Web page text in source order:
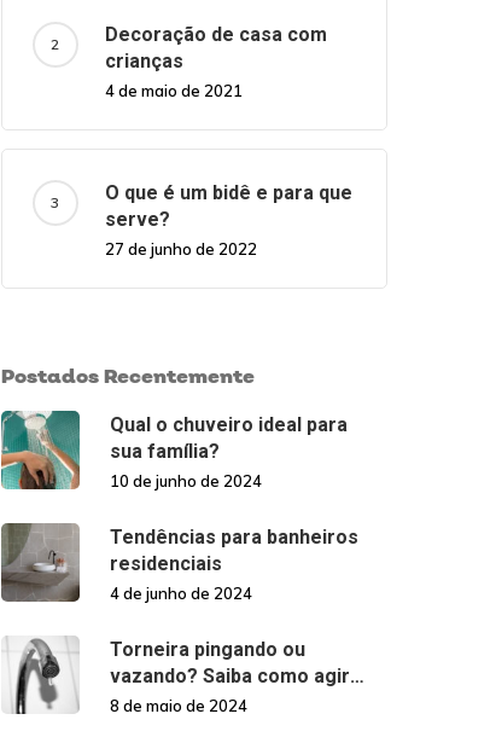
Decoração de casa com
crianças
4 de maio de 2021
O que é um bidê e para que
serve?
27 de junho de 2022
Postados Recentemente
Qual o chuveiro ideal para
sua família?
10 de junho de 2024
Tendências para banheiros
residenciais
4 de junho de 2024
Torneira pingando ou
vazando? Saiba como agir
nessas situações!
8 de maio de 2024